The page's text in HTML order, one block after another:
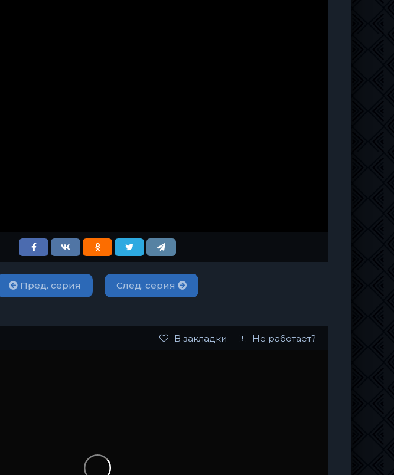
Пред. серия След. серия
В закладки Не работает?